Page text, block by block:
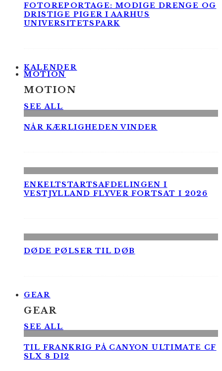
FOTOREPORTAGE: MODIGE DRENGE OG
DRISTIGE PIGER I AARHUS
UNIVERSITETSPARK
KALENDER
MOTION
MOTION
SEE ALL
NÅR KÆRLIGHEDEN VINDER
ENKELTSTARTSAFDELINGEN I
VESTJYLLAND FLYVER FORTSAT I 2026
DØDE PØLSER TIL DØB
GEAR
GEAR
SEE ALL
TIL FRANKRIG PÅ CANYON ULTIMATE CF
SLX 8 DI2